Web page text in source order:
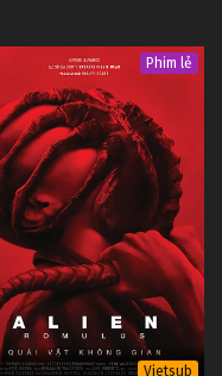
Phim lẻ
Vietsub